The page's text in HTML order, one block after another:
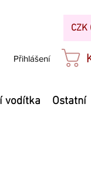
Přihlášení
CZK
vodítka Ostatní